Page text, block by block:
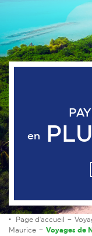
en
Page d'accueil
Maurice
Voyages de